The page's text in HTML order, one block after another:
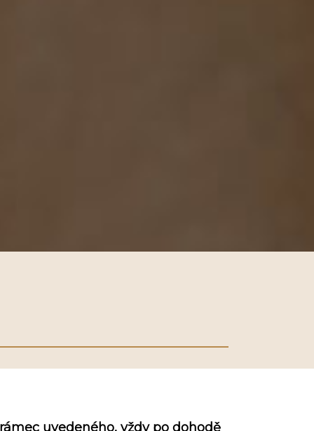
uvedeného, vždy po dohodě